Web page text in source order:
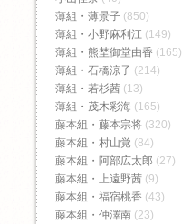
薄組・薄景子 (850)
薄組・小野麻利江 (149)
薄組・熊埜御堂由香 (165)
薄組・石橋涼子 (214)
薄組・若杉茜 (13)
薄組・茂木彩海 (165)
藤本組・藤本宗将 (320)
藤本組・村山覚 (84)
藤本組・阿部広太郎 (27)
藤本組・上遠野茜 (9)
藤本組・福宿桃香‬ (43)
藤本組・仲澤南 (23)